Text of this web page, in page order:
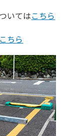
いてはこちら
こちら